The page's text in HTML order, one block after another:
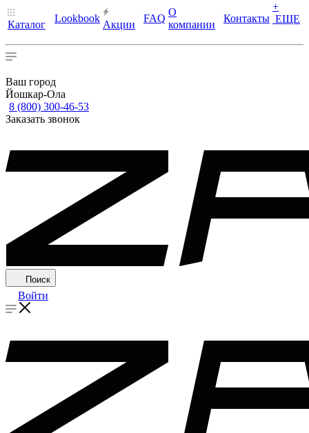
Каталог
Lookbook
Акции
FAQ
О
компании
Контакты
+
ЕЩЕ
Ваш город
Йошкар-Ола
8 (800) 300-46-53
Заказать звонок
Поиск
Войти